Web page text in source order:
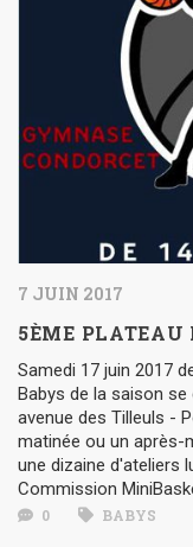
7 JUIN 2017
5ÈME PLATEAU
Samedi 17 juin 2017
Babys de la saison
avenue des Tilleuls -
matinée ou un après-
une dizaine d'ateliers
Commission
0 BABYS